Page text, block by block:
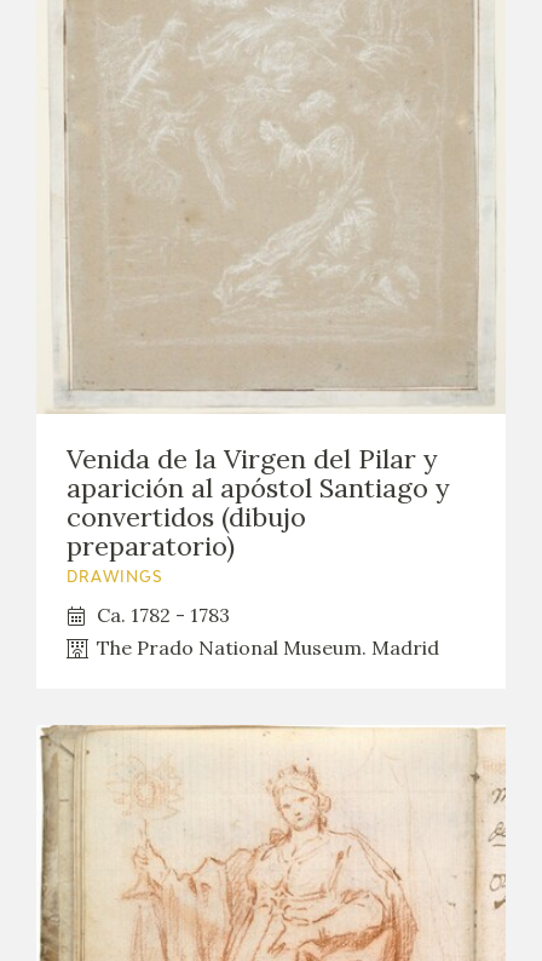
Venida de la Virgen del Pilar y
aparición al apóstol Santiago y
convertidos (dibujo
preparatorio)
DRAWINGS
Ca. 1782 - 1783
The Prado National Museum. Madrid